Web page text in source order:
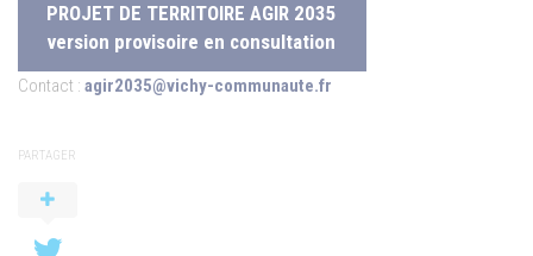
PROJET DE TERRITOIRE AGIR 2035
version provisoire en consultation
Contact : agir2035@vichy-communaute.fr
PARTAGER